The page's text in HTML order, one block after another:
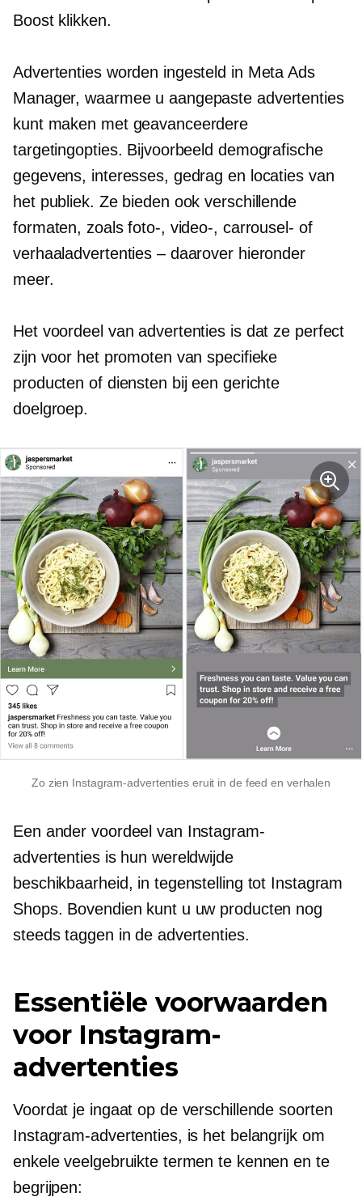
Boost klikken.
Advertenties worden ingesteld in Meta Ads
Manager, waarmee u aangepaste advertenties
kunt maken met geavanceerdere
targetingopties. Bijvoorbeeld demografische
gegevens, interesses, gedrag en locaties van
het publiek. Ze bieden ook verschillende
formaten, zoals foto-, video-, carrousel- of
verhaaladvertenties – daarover hieronder
meer.
Het voordeel van advertenties is dat ze perfect
zijn voor het promoten van specifieke
producten of diensten bij een gerichte
doelgroep.
Zo zien Instagram-advertenties eruit in de feed en verhalen
Een ander voordeel van Instagram-
advertenties is hun wereldwijde
beschikbaarheid, in tegenstelling tot Instagram
Shops. Bovendien kunt u uw producten nog
steeds taggen in de advertenties.
Essentiële voorwaarden
voor Instagram-
advertenties
Voordat je ingaat op de verschillende soorten
Instagram-advertenties, is het belangrijk om
enkele veelgebruikte termen te kennen en te
begrijpen: